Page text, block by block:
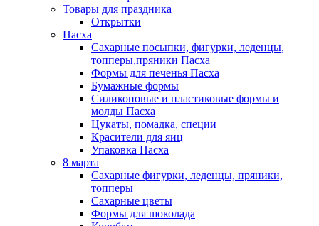
Товары для праздника
Открытки
Пасха
Сахарные посыпки, фигурки, леденцы,
топперы,пряники Пасха
Формы для печенья Пасха
Бумажные формы
Силиконовые и пластиковые формы и
молды Пасха
Цукаты, помадка, специи
Красители для яиц
Упаковка Пасха
8 марта
Сахарные фигурки, леденцы, пряники,
топперы
Сахарные цветы
Формы для шоколада